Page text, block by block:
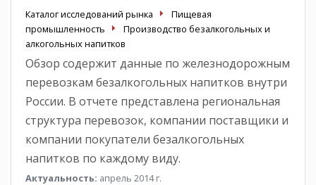
Каталог исследований рынка
Пищевая
промышленность
Производство безалкогольных и
алкогольных напитков
Обзор содержит данные по железнодорожным
перевозкам безалкогольных напитков внутри
России. В отчете представлена региональная
структура перевозок, компании поставщики и
компании покупатели безалкогольных
напитков по каждому виду.
Актуальность: апрель 2014 г.